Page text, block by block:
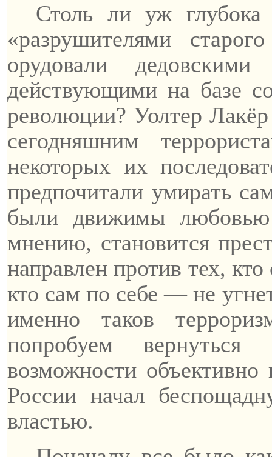
Столь ли уж глубока
«разрушителями
орудовали
действующими на базе
революции? Уолтер Лакёр
сегодняшним
некоторых их
предпочитали умирать
были движимы
мнению, становится
направлен против тех,
кто сам по себе — не
именно таков
попробуем
возможности объективно
России начал
властью.